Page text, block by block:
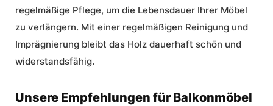
regelmäßige Pflege, um die Lebensdauer Ihrer Möbel
zu verlängern. Mit einer regelmäßigen Reinigung und
Imprägnierung bleibt das Holz dauerhaft schön und
widerstandsfähig.
Unsere Empfehlungen für Balkonmöbel